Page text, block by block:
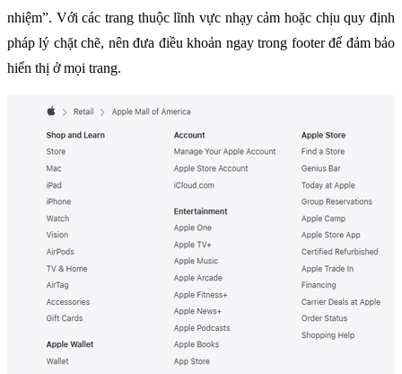
nhiệm”. Với các trang thuộc lĩnh vực nhạy cảm hoặc chịu quy định
pháp lý chặt chẽ, nên đưa điều khoản ngay trong footer để đảm bảo
hiển thị ở mọi trang.